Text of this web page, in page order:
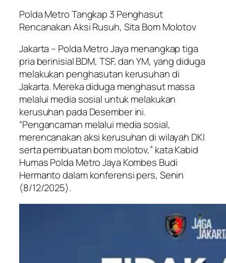
Polda Metro Tangkap 3 Penghasut
Rencanakan Aksi Rusuh, Sita Bom Molotov
Jakarta – Polda Metro Jaya menangkap tiga
pria berinisial BDM, TSF, dan YM, yang diduga
melakukan penghasutan kerusuhan di
Jakarta. Mereka diduga menghasut massa
melalui media sosial untuk melakukan
kerusuhan pada Desember ini.
“Pengancaman melalui media sosial,
merencanakan aksi kerusuhan di wilayah DKI
serta pembuatan bom molotov,” kata Kabid
Humas Polda Metro Jaya Kombes Budi
Hermanto dalam konferensi pers, Senin
(8/12/2025).